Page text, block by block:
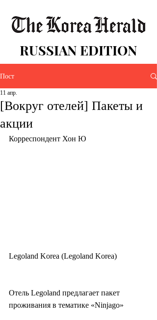
RUSSIAN EDITION
Пост
[Вокруг отелей] Пакеты и
акции
11 апр.
Корреспондент Хон Ю
Legoland Korea (Legoland Korea)
Отель Legoland предлагает пакет
проживания в тематике «Ninjago»